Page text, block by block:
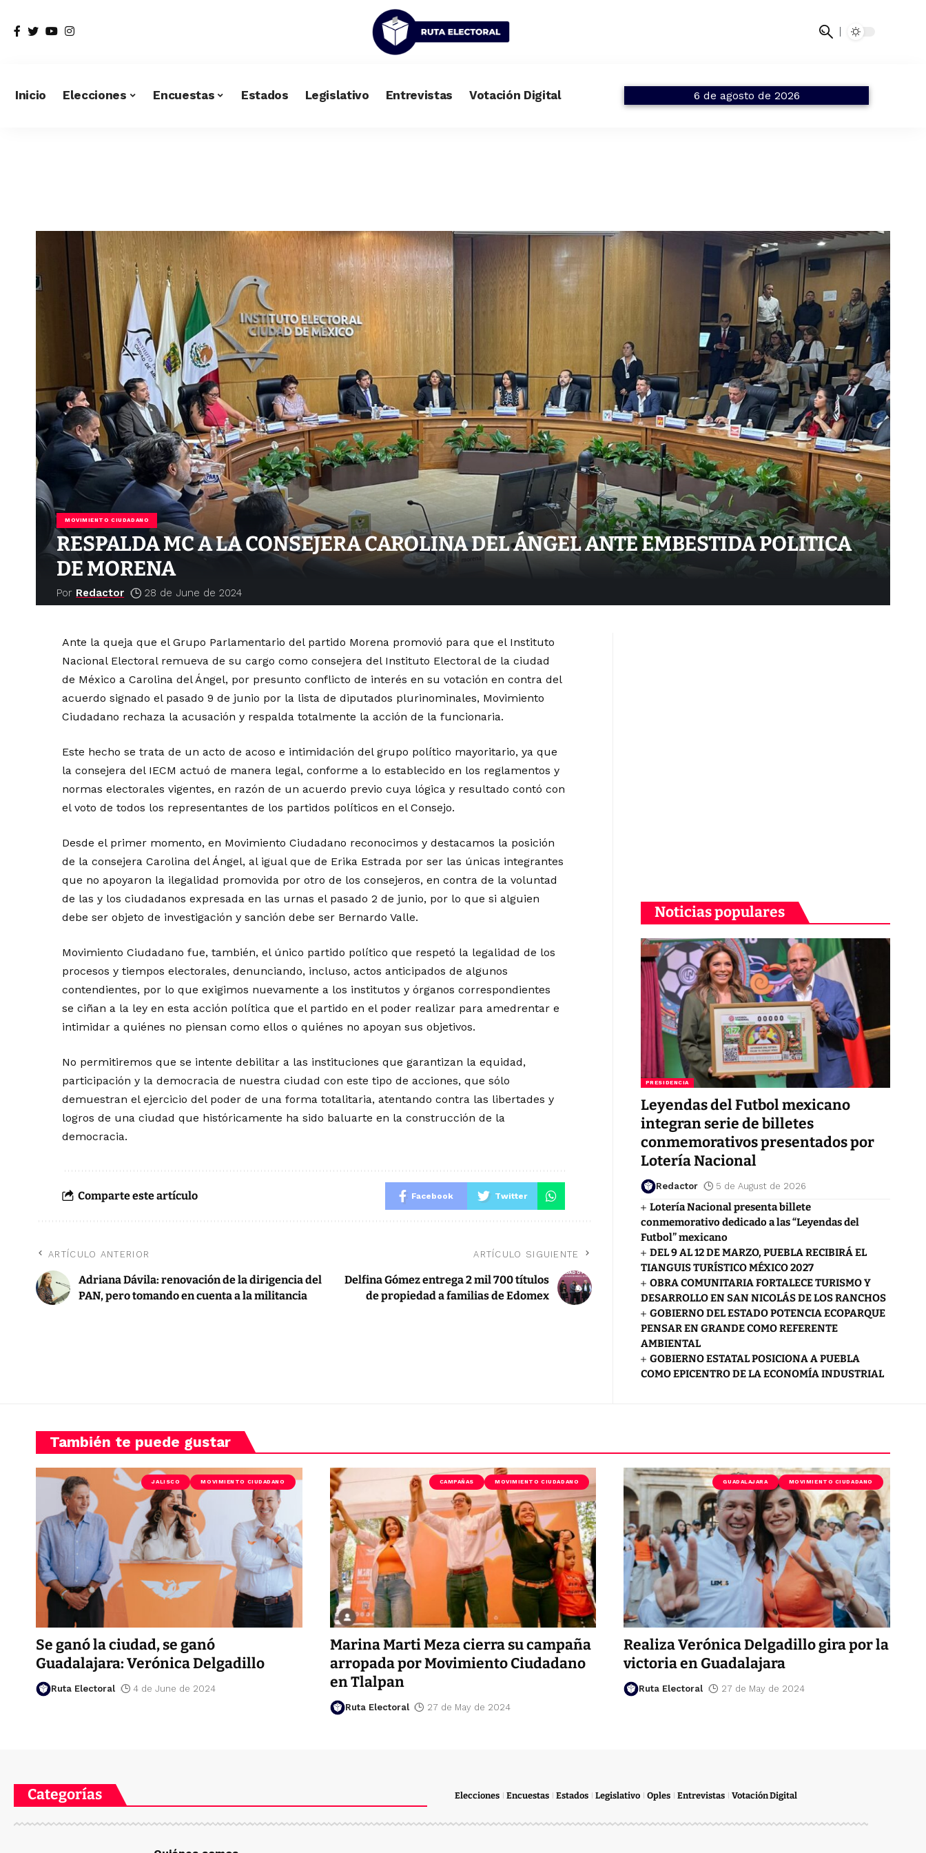
Inicio Elecciones Encuestas Estados Legislativo Entrevistas Votación Digital 6 de agosto de 2026
MOVIMIENTO CIUDADANO
RESPALDA MC A LA CONSEJERA CAROLINA DEL ÁNGEL ANTE EMBESTIDA POLITICA
DE MORENA
Por Redactor 28 de June de 2024
Ante la queja que el Grupo Parlamentario del partido Morena promovió para que el Instituto
Nacional Electoral remueva de su cargo como consejera del Instituto Electoral de la ciudad
de México a Carolina del Ángel, por presunto conflicto de interés en su votación en contra del
acuerdo signado el pasado 9 de junio por la lista de diputados plurinominales, Movimiento
Ciudadano rechaza la acusación y respalda totalmente la acción de la funcionaria.
Este hecho se trata de un acto de acoso e intimidación del grupo político mayoritario, ya que
la consejera del IECM actuó de manera legal, conforme a lo establecido en los reglamentos y
normas electorales vigentes, en razón de un acuerdo previo cuya lógica y resultado contó con
el voto de todos los representantes de los partidos políticos en el Consejo.
Desde el primer momento, en Movimiento Ciudadano reconocimos y destacamos la posición
de la consejera Carolina del Ángel, al igual que de Erika Estrada por ser las únicas integrantes
que no apoyaron la ilegalidad promovida por otro de los consejeros, en contra de la voluntad
de las y los ciudadanos expresada en las urnas el pasado 2 de junio, por lo que si alguien
debe ser objeto de investigación y sanción debe ser Bernardo Valle.
Movimiento Ciudadano fue, también, el único partido político que respetó la legalidad de los
procesos y tiempos electorales, denunciando, incluso, actos anticipados de algunos
contendientes, por lo que exigimos nuevamente a los institutos y órganos correspondientes
se ciñan a la ley en esta acción política que el partido en el poder realizar para amedrentar e
intimidar a quiénes no piensan como ellos o quiénes no apoyan sus objetivos.
No permitiremos que se intente debilitar a las instituciones que garantizan la equidad,
participación y la democracia de nuestra ciudad con este tipo de acciones, que sólo
demuestran el ejercicio del poder de una forma totalitaria, atentando contra las libertades y
logros de una ciudad que históricamente ha sido baluarte en la construcción de la
democracia.
Comparte este artículo Facebook Twitter
ARTÍCULO ANTERIOR
Adriana Dávila: renovación de la dirigencia del
PAN, pero tomando en cuenta a la militancia
ARTÍCULO SIGUIENTE
Delfina Gómez entrega 2 mil 700 títulos
de propiedad a familias de Edomex
Noticias populares
PRESIDENCIA
Leyendas del Futbol mexicano
integran serie de billetes
conmemorativos presentados por
Lotería Nacional
Redactor 5 de August de 2026
Lotería Nacional presenta billete
conmemorativo dedicado a las “Leyendas del
Futbol” mexicano
DEL 9 AL 12 DE MARZO, PUEBLA RECIBIRÁ EL
TIANGUIS TURÍSTICO MÉXICO 2027
OBRA COMUNITARIA FORTALECE TURISMO Y
DESARROLLO EN SAN NICOLÁS DE LOS RANCHOS
GOBIERNO DEL ESTADO POTENCIA ECOPARQUE
PENSAR EN GRANDE COMO REFERENTE
AMBIENTAL
GOBIERNO ESTATAL POSICIONA A PUEBLA
COMO EPICENTRO DE LA ECONOMÍA INDUSTRIAL
También te puede gustar
JALISCO MOVIMIENTO CIUDADANO
Se ganó la ciudad, se ganó
Guadalajara: Verónica Delgadillo
Ruta Electoral 4 de June de 2024
CAMPAÑAS MOVIMIENTO CIUDADANO
Marina Marti Meza cierra su campaña
arropada por Movimiento Ciudadano
en Tlalpan
Ruta Electoral 27 de May de 2024
GUADALAJARA MOVIMIENTO CIUDADANO
Realiza Verónica Delgadillo gira por la
victoria en Guadalajara
Ruta Electoral 27 de May de 2024
Categorías Elecciones Encuestas Estados Legislativo Oples Entrevistas Votación Digital